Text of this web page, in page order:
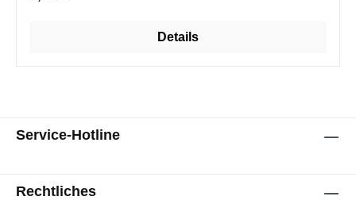
Details
Service-Hotline
Rechtliches